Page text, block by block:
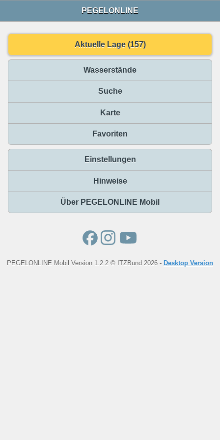
PEGELONLINE
Aktuelle Lage (157)
Wasserstände
Suche
Karte
Favoriten
Einstellungen
Hinweise
Über PEGELONLINE Mobil
PEGELONLINE Mobil Version 1.2.2 © ITZBund 2026 - Desktop Version